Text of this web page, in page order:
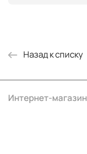
Назад к списку
Интернет-магазин